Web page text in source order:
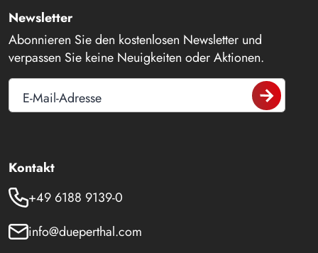
Newsletter
Abonnieren Sie den kostenlosen Newsletter und
verpassen Sie keine Neuigkeiten oder Aktionen.
E-Mail-Adresse
Kontakt
+49 6188 9139-0
info@dueperthal.com